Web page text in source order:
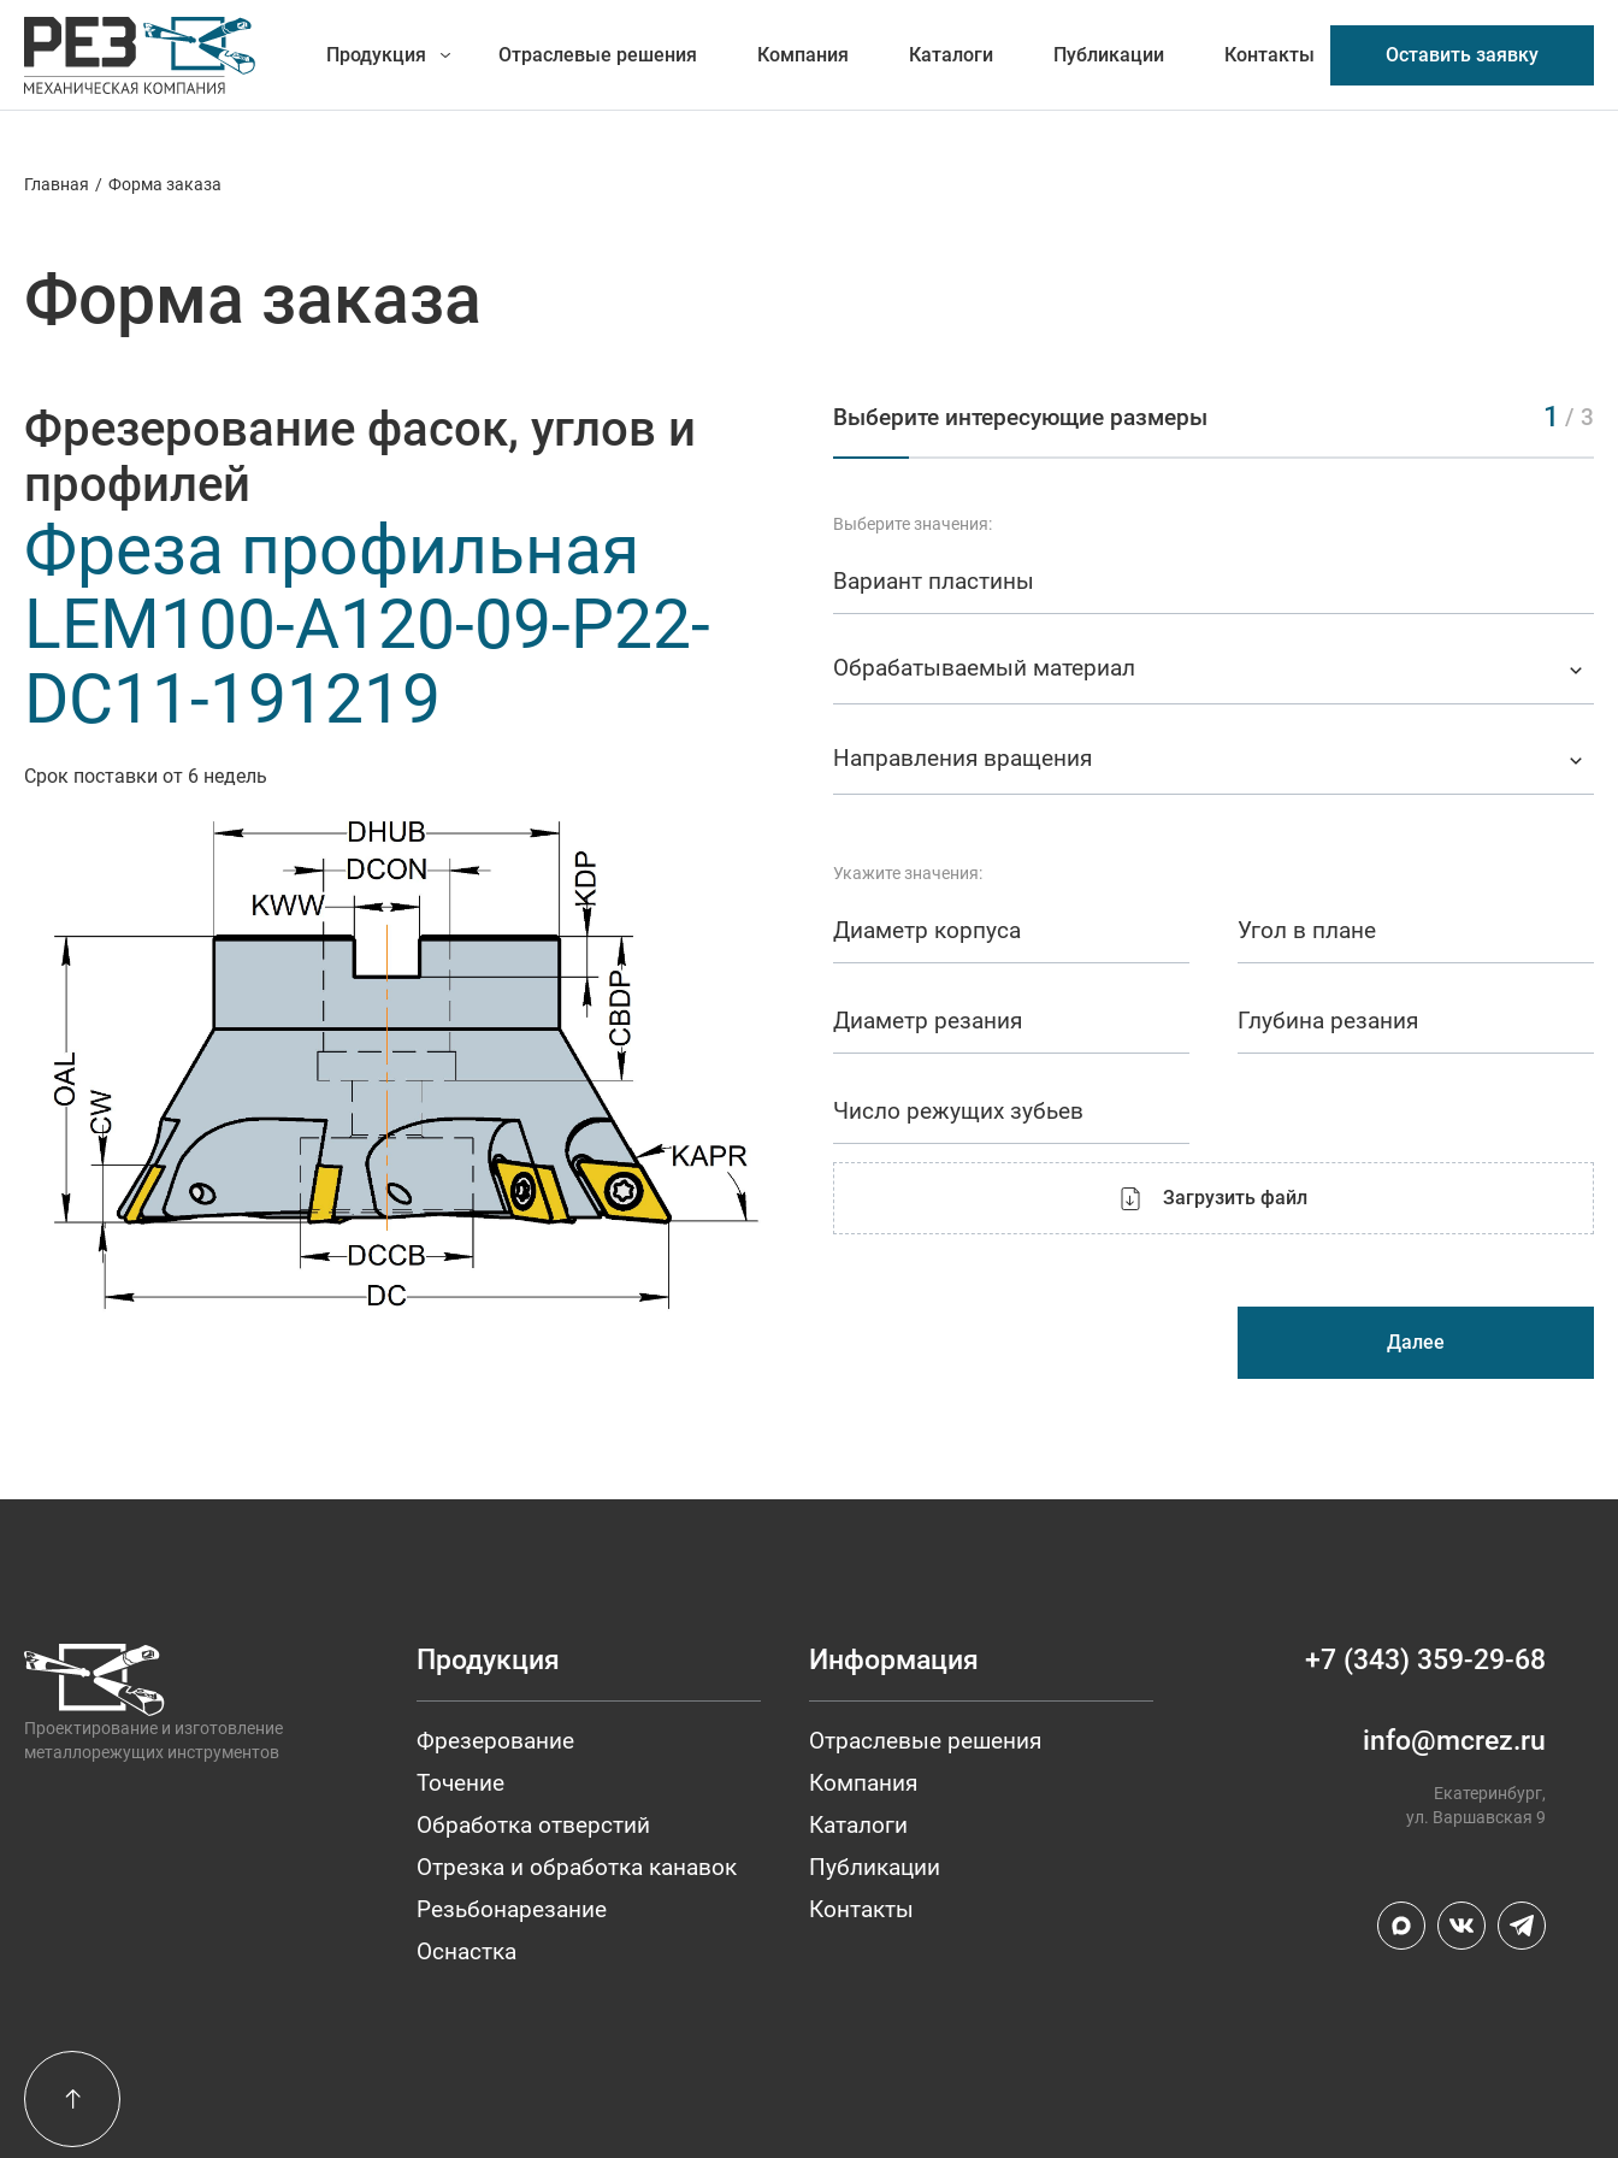
Продукция
Наша
продукция
Новые разработки
Точение
Отрезка и обработка канавок
Резьбонарезание
Оснастка
Отраслевые решения Компания Каталоги Публикации Контакты Оставить заявку
Главная / Форма заказа
Форма заказа
Фрезерование фасок, углов и
профилей
Фреза профильная
LEM100-A120-09-P22-
DC11-191219
Срок поставки от 6 недель
Выберите интересующие размеры 1 / 3
Выберите значения:
Вариант пластины
Обрабатываемый материал
Направления вращения
Укажите значения:
Диаметр корпуса Угол в плане
Диаметр резания Глубина резания
Число режущих зубьев
Загрузить файл
Далее
Проектирование и изготовление
металлорежущих инструментов
Продукция
Фрезерование
Точение
Обработка отверстий
Отрезка и обработка канавок
Резьбонарезание
Оснастка
Информация
Отраслевые решения
Компания
Каталоги
Публикации
Контакты
+7 (343) 359-29-68
info@mcrez.ru
Екатеринбург,
ул. Варшавская 9